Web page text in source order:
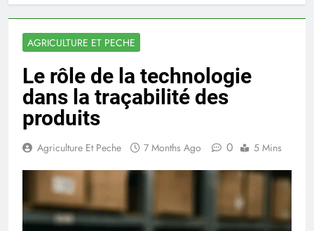
AGRICULTURE ET PECHE
Le rôle de la technologie
dans la traçabilité des
produits
Agriculture Et Peche 7 Months Ago 0 5 Mins